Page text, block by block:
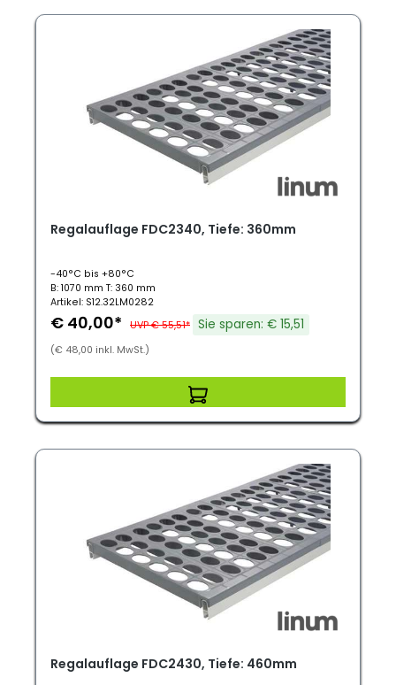
Regalauflage FDC2340, Tiefe: 360mm
-40°C bis +80°C
B: 1070 mm T: 360 mm
Artikel: S12.32LM0282
€ 40,00* UVP € 55,51* Sie sparen: € 15,51
(€ 48,00 inkl. MwSt.)
Regalauflage FDC2430, Tiefe: 460mm